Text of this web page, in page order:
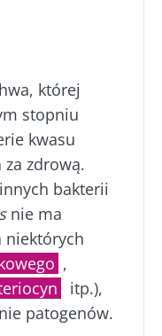
której
stopniu
kwasu
zdrową.
bakterii
nie ma
niektórych
,
itp.),
patogenów.
naszą
i raz w
aby być na
o
wiadomości z
wiadomości z
ogólne warunki
danych
Institute.